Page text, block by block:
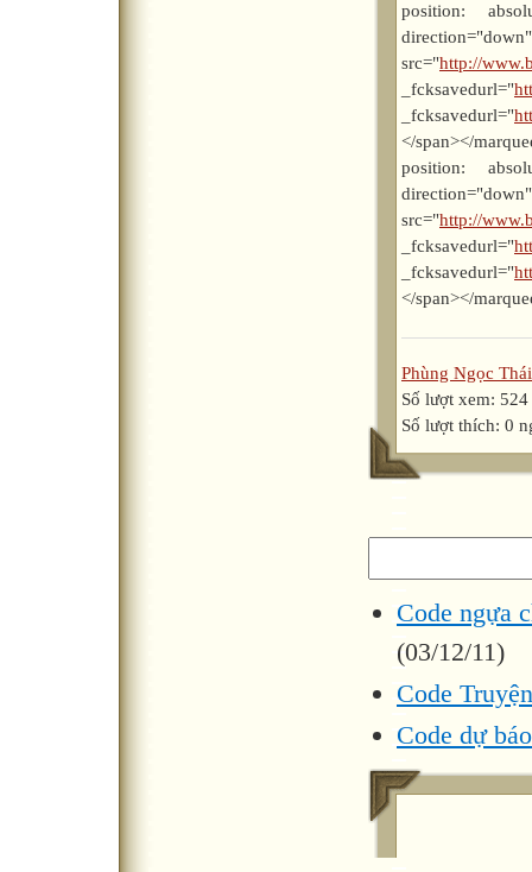
position:
src="http://
_fcksavedurl="
_fcksavedurl="
</span></
position:
src="http://
_fcksavedurl="
_fcksavedurl="
</span></
Phùng Ngọc Thái
Số lượt xem: 524
Số lượt thích: 0
Code ngựa
(03/12/11)
Code
Code dự